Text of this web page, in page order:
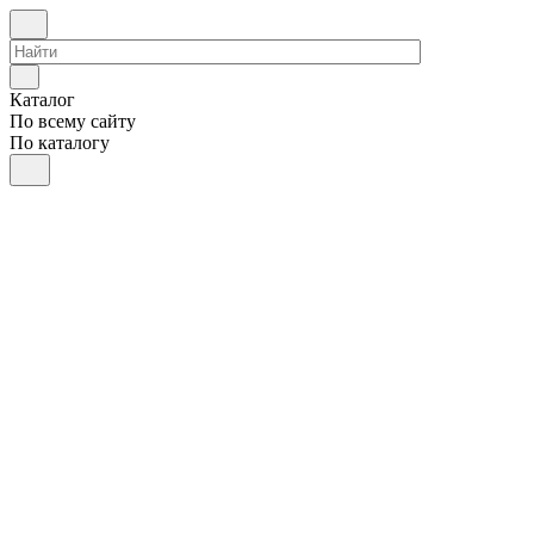
Каталог
По всему сайту
По каталогу